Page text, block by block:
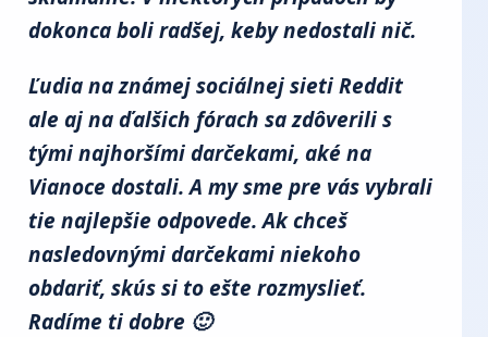
dokonca boli radšej, keby nedostali nič.
Ľudia na známej sociálnej sieti Reddit
ale aj na ďalšich fórach sa zdôverili s
tými najhoršími darčekami, aké na
Vianoce dostali. A my sme pre vás vybrali
tie najlepšie odpovede. Ak chceš
nasledovnými darčekami niekoho
obdariť, skús si to ešte rozmyslieť.
Radíme ti dobre 🙂